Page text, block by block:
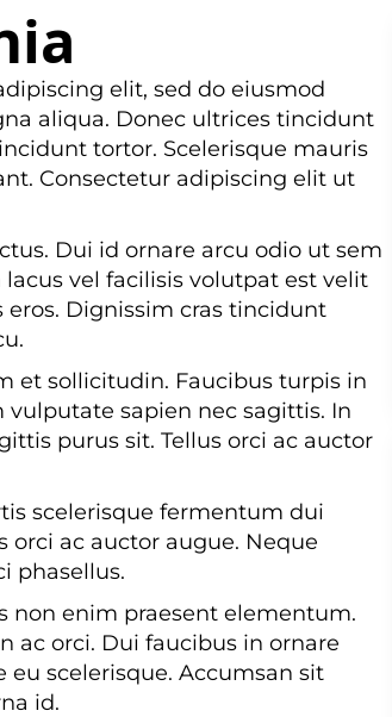
elit, sed do eiusmod
aliqua. Donec ultrices tincidunt
tortor. Scelerisque mauris
Consectetur adipiscing elit ut
Dui id ornare arcu odio ut sem
vel facilisis volutpat est velit
Dignissim cras tincidunt
et sollicitudin. Faucibus turpis in
sapien nec sagittis. In
purus sit. Tellus orci ac auctor
scelerisque fermentum dui
orci ac auctor augue. Neque
phasellus.
non enim praesent elementum.
ac orci. Dui faucibus in ornare
scelerisque. Accumsan sit
id.